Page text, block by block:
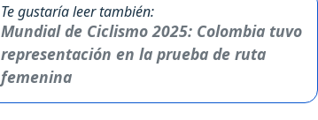
Te gustaría leer también:
Mundial de Ciclismo 2025: Colombia tuvo
representación en la prueba de ruta
femenina